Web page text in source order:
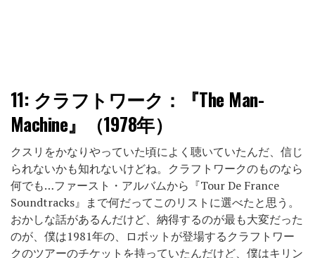
11: クラフトワーク：『The Man-
Machine』（1978年）
クスリをかなりやっていた頃によく聴いていたんだ、信じ
られないかも知れないけどね。クラフトワークのものなら
何でも…ファースト・アルバムから『Tour De France
Soundtracks』まで何だってこのリストに選べたと思う。
おかしな話があるんだけど、納得するのが最も大変だった
のが、僕は1981年の、ロボットが登場するクラフトワー
クのツアーのチケットを持っていたんだけど、僕はキリン